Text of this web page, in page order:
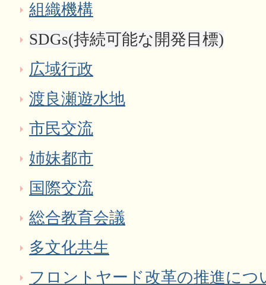
組織機構
SDGs(持続可能な開発目標)
広域行政
渡良瀬遊水地
市民交流
姉妹都市
国際交流
総合教育会議
多文化共生
フロントヤード改革の推進につ